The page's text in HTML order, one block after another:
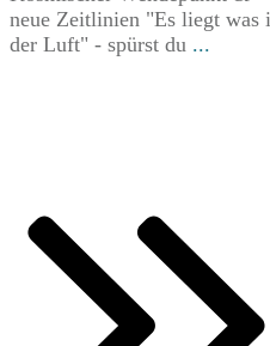
neue Zeitlinien "Es liegt was
der Luft" - spürst du ...